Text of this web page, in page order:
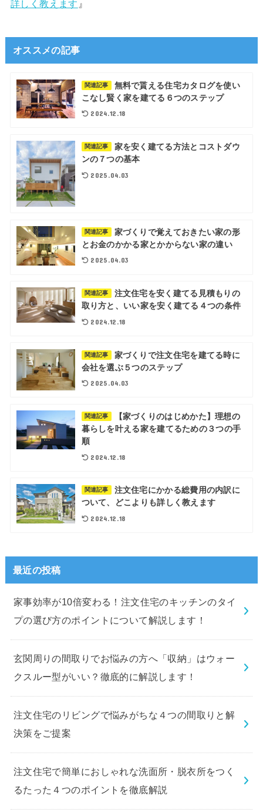
詳しく教えます 』
オススメの記事
関連記事
無料で貰える住宅カタログを使い
こなし賢く家を建てる６つのステップ
2024.12.18
関連記事
家を安く建てる方法とコストダウ
ンの７つの基本
2025.04.03
関連記事
家づくりで覚えておきたい家の形
とお金のかかる家とかからない家の違い
2025.04.03
関連記事
注文住宅を安く建てる見積もりの
取り方と、いい家を安く建てる４つの条件
2024.12.18
関連記事
家づくりで注文住宅を建てる時に
会社を選ぶ５つのステップ
2025.04.03
関連記事
【家づくりのはじめかた】理想の
暮らしを叶える家を建てるための３つの手
順
2024.12.18
関連記事
注文住宅にかかる総費用の内訳に
ついて、どこよりも詳しく教えます
2024.12.18
最近の投稿
家事効率が10倍変わる！注文住宅のキッチンのタイ
プの選び方のポイントについて解説します！
玄関周りの間取りでお悩みの方へ「収納」はウォー
クスルー型がいい？徹底的に解説します！
注文住宅のリビングで悩みがちな４つの間取りと解
決策をご提案
注文住宅で簡単におしゃれな洗面所・脱衣所をつく
るたった４つのポイントを徹底解説